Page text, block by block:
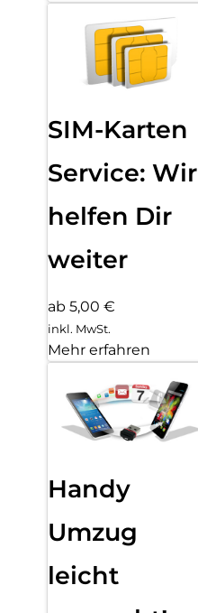
SIM-Karten
Service: Wir
helfen Dir
weiter
ab 5,00 €
inkl. MwSt.
Mehr erfahren
Handy
Umzug
leicht